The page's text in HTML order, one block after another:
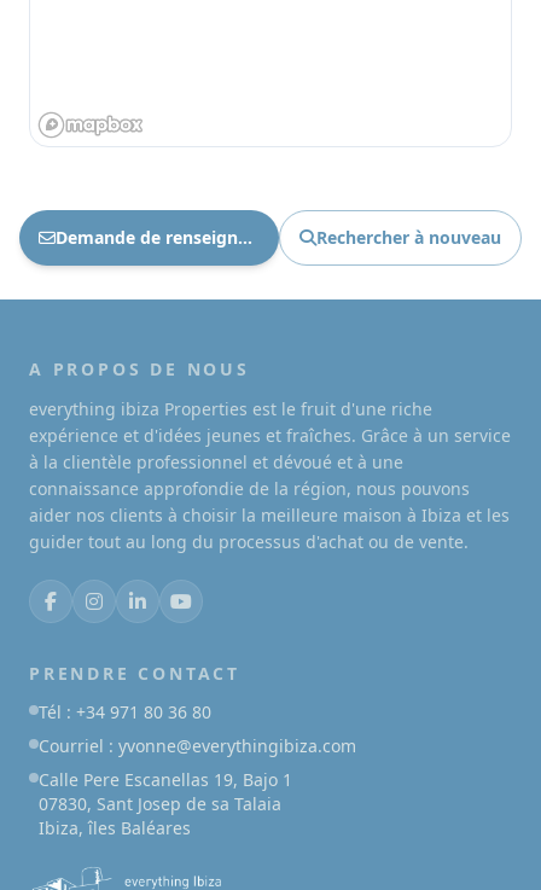
Demande de renseignements Ref : 1873 Rechercher à nouveau
A PROPOS DE NOUS
everything ibiza Properties est le fruit d'une riche
expérience et d'idées jeunes et fraîches. Grâce à un service
à la clientèle professionnel et dévoué et à une
connaissance approfondie de la région, nous pouvons
aider nos clients à choisir la meilleure maison à Ibiza et les
guider tout au long du processus d'achat ou de vente.
PRENDRE CONTACT
Tél : +34 971 80 36 80
Courriel : yvonne@everythingibiza.com
Calle Pere Escanellas 19, Bajo 1
07830, Sant Josep de sa Talaia
Ibiza, îles Baléares